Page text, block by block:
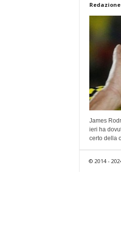
James
ieri ha
certo della
© 2014 -